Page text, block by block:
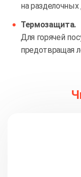
на разделочных
Термозащита.
Для горячей
предотвращая